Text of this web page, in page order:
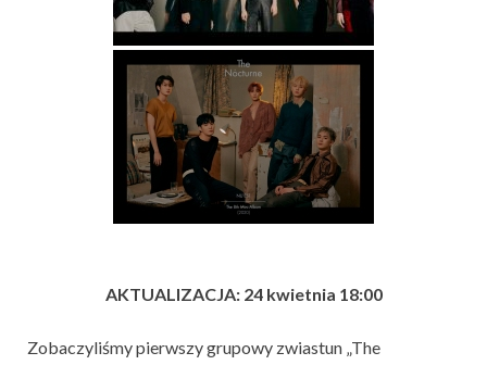
AKTUALIZACJA: 24 kwietnia 18:00
Zobaczyliśmy pierwszy grupowy zwiastun „The